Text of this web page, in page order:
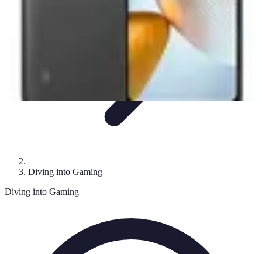
Diving into Gaming
Diving into Gaming